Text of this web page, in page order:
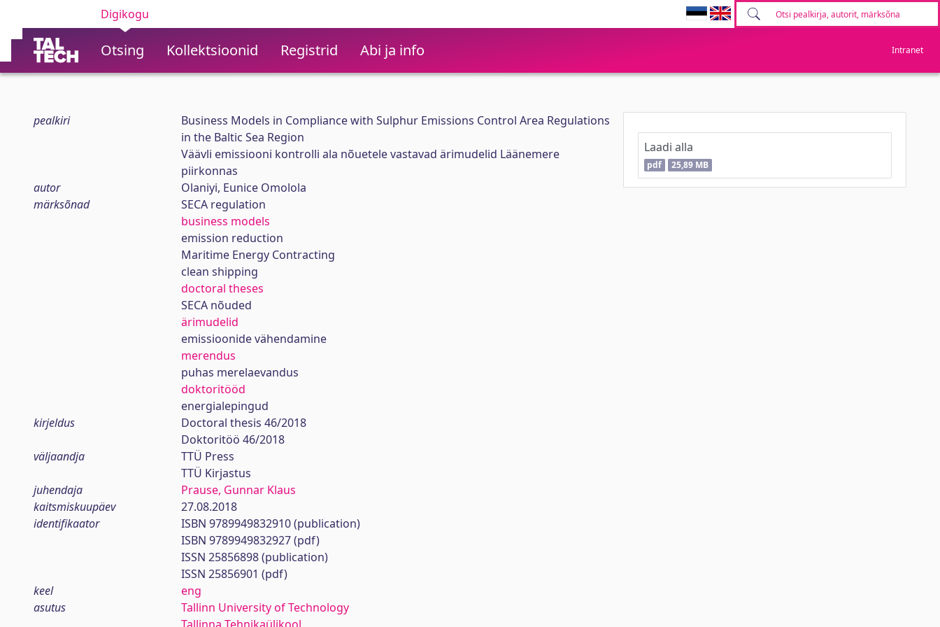
Digikogu
Otsing Kollektsioonid Registrid Abi ja info Intranet
pealkiri
Business Models in Compliance with Sulphur Emissions Control Area Regulations
in the Baltic Sea Region
Väävli emissiooni kontrolli ala nõuetele vastavad ärimudelid Läänemere
piirkonnas
autor
Olaniyi, Eunice Omolola
märksõnad
SECA regulation
business models
emission reduction
Maritime Energy Contracting
clean shipping
doctoral theses
SECA nõuded
ärimudelid
emissioonide vähendamine
merendus
puhas merelaevandus
doktoritööd
energialepingud
kirjeldus
Doctoral thesis 46/2018
Doktoritöö 46/2018
väljaandja
TTÜ Press
TTÜ Kirjastus
juhendaja
Prause, Gunnar Klaus
kaitsmiskuupäev
27.08.2018
identifikaator
ISBN 9789949832910 (publication)
ISBN 9789949832927 (pdf)
ISSN 25856898 (publication)
ISSN 25856901 (pdf)
keel
eng
asutus
Tallinn University of Technology
Laadi alla
pdf 25,89 MB